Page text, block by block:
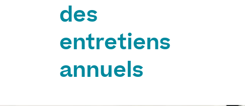
des
entretiens
annuels